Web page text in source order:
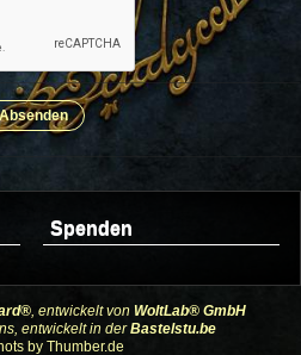
Spenden
, entwickelt von WoltLab® GmbH
entwickelt in derBastelstu.be
by Thumber.de